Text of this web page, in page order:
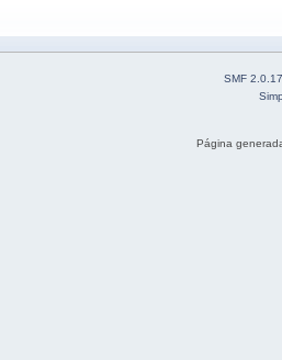
SMF 2.0.17
Página